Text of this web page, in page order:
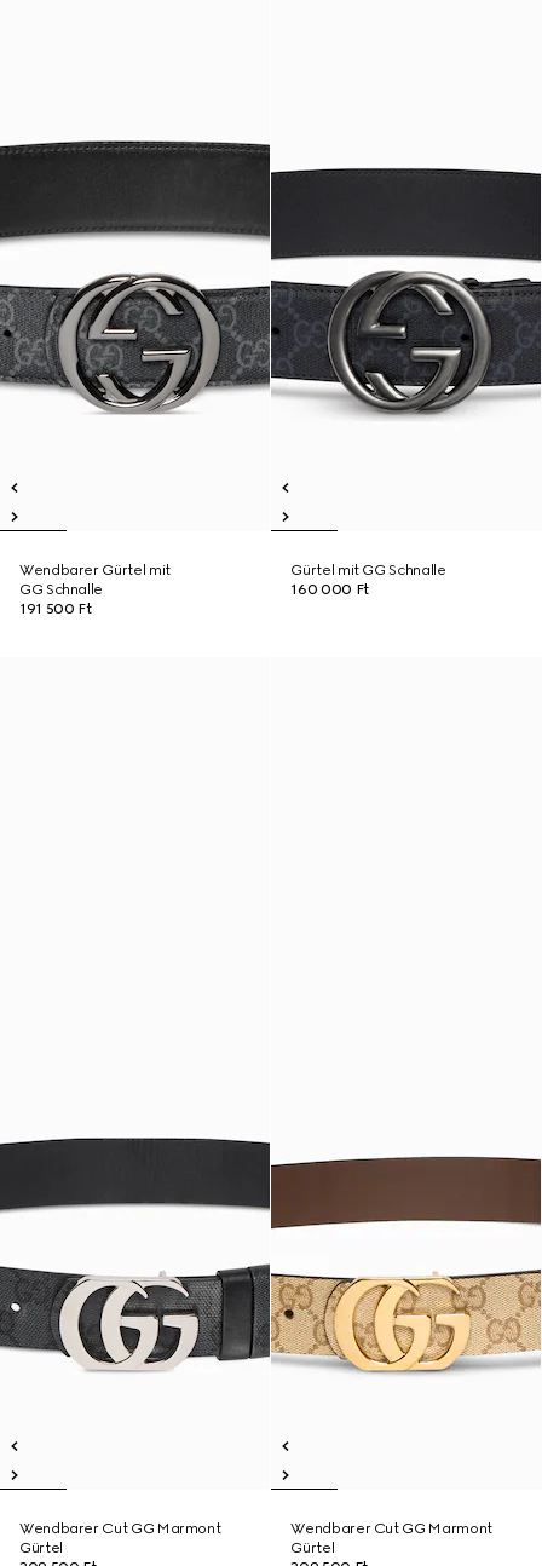
Wendbarer Gürtel mit
GG Schnalle
191 500 Ft
Gürtel mit GG Schnalle
160 000 Ft
Wendbarer Cut GG Marmont
Gürtel
Wendbarer Cut GG Marmont
Gürtel